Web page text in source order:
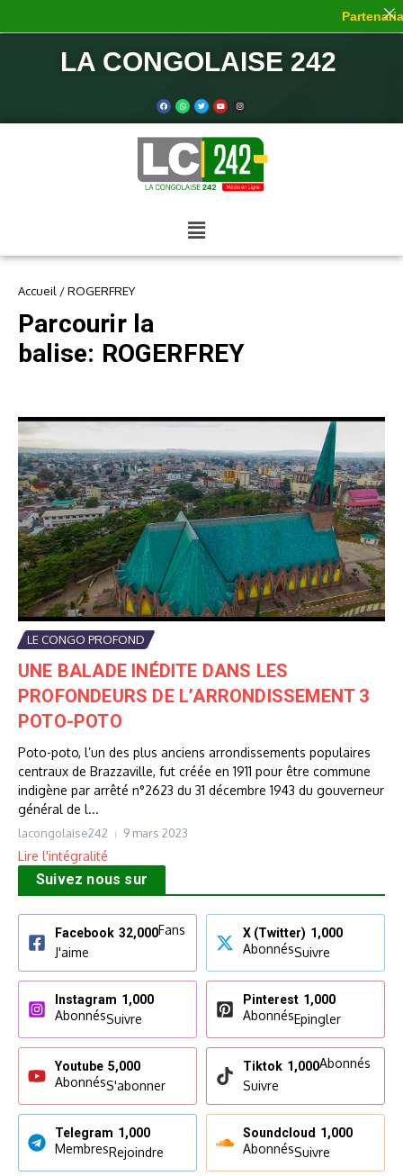
LA CONGOLAISE 242
Accueil /ROGERFREY
Parcourir la
balise: ROGERFREY
LE CONGO PROFOND
UNE BALADE INÉDITE DANS LES
PROFONDEURS DE L’ARRONDISSEMENT 3
POTO-POTO
Poto-poto, l’un des plus anciens arrondissements populaires
centraux de Brazzaville, fut créée en 1911 pour être commune
indigène par arrêté n°2623 du 31 décembre 1943 du gouverneur
général de l...
lacongolaise242 9 mars 2023
Lire l'intégralité
Suivez nous sur
Facebook 32,000Fans
J'aime
X (Twitter) 1,000
AbonnésSuivre
Instagram 1,000
AbonnésSuivre
Pinterest 1,000
AbonnésEpingler
Youtube 5,000
AbonnésS'abonner
Tiktok 1,000Abonnés
Suivre
Telegram 1,000
MembresRejoindre
Soundcloud 1,000
AbonnésSuivre